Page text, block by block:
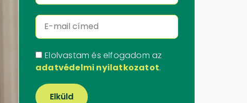
Elolvastam és elfogadom az
adatvédelmi nyilatkozatot.
Elküld